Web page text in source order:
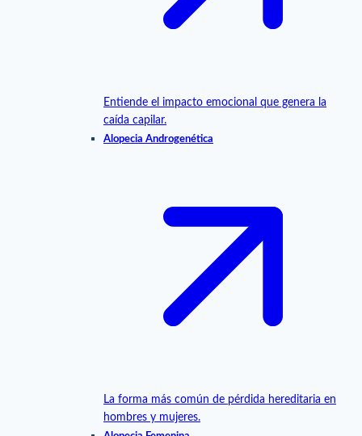
Entiende el impacto emocional que genera la
caída capilar.
Alopecia Androgenética
La forma más común de pérdida hereditaria en
hombres y mujeres.